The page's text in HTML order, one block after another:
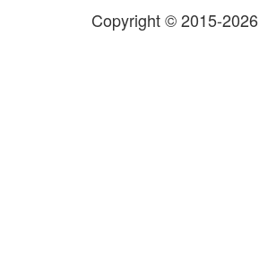
Copyright © 2015-2026